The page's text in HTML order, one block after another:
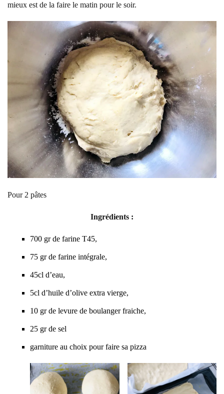
mieux est de la faire le matin pour le soir.
Pour 2 pâtes
Ingrédients :
700 gr de farine T45,
75 gr de farine intégrale,
45cl d’eau,
5cl d’huile d’olive extra vierge,
10 gr de levure de boulanger fraiche,
25 gr de sel
garniture au choix pour faire sa pizza